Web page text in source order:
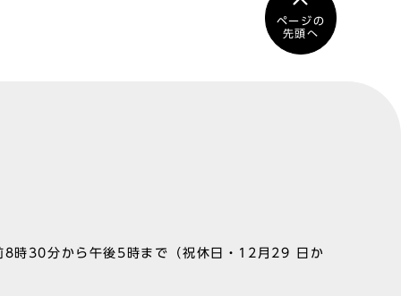
ページの
先頭へ
8時30分から午後5時まで（祝休日・12月29 日か